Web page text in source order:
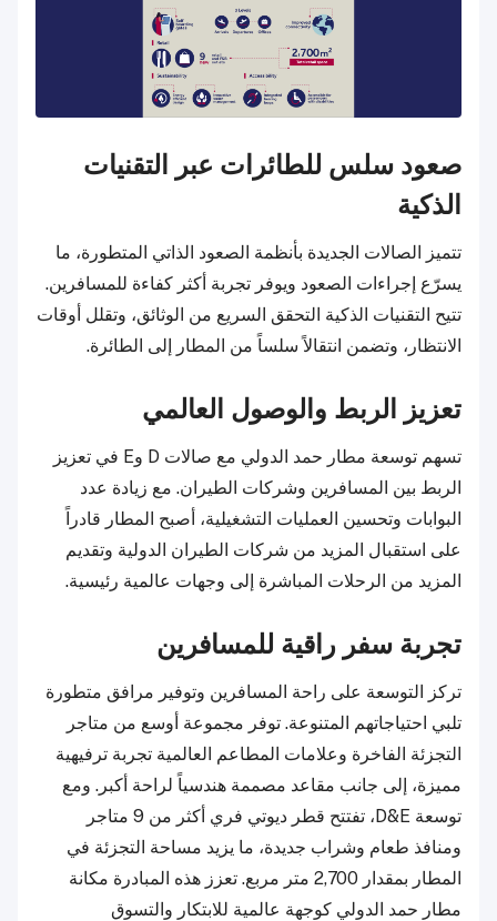
صعود سلس للطائرات عبر التقنيات
الذكية
تتميز الصالات الجديدة بأنظمة الصعود الذاتي المتطورة، ما
يسرّع إجراءات الصعود ويوفر تجربة أكثر كفاءة للمسافرين.
تتيح التقنيات الذكية التحقق السريع من الوثائق، وتقلل أوقات
الانتظار، وتضمن انتقالاً سلساً من المطار إلى الطائرة.
تعزيز الربط والوصول العالمي
تسهم توسعة مطار حمد الدولي مع صالات D وE في تعزيز
الربط بين المسافرين وشركات الطيران. مع زيادة عدد
البوابات وتحسين العمليات التشغيلية، أصبح المطار قادراً
على استقبال المزيد من شركات الطيران الدولية وتقديم
المزيد من الرحلات المباشرة إلى وجهات عالمية رئيسية.
تجربة سفر راقية للمسافرين
تركز التوسعة على راحة المسافرين وتوفير مرافق متطورة
تلبي احتياجاتهم المتنوعة. توفر مجموعة أوسع من متاجر
التجزئة الفاخرة وعلامات المطاعم العالمية تجربة ترفيهية
مميزة، إلى جانب مقاعد مصممة هندسياً لراحة أكبر. ومع
توسعة D&E، تفتتح قطر ديوتي فري أكثر من 9 متاجر
ومنافذ طعام وشراب جديدة، ما يزيد مساحة التجزئة في
المطار بمقدار 2,700 متر مربع. تعزز هذه المبادرة مكانة
مطار حمد الدولي كوجهة عالمية للابتكار والتسوق